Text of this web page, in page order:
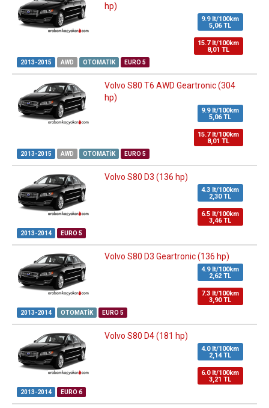
hp)
9.9 lt/100km
5,06 TL
15.7 lt/100km
8,01 TL
2013-2015 AWD OTOMATIK EURO 5
Volvo S80 T6 AWD Geartronic (304
hp)
9.9 lt/100km
5,06 TL
15.7 lt/100km
8,01 TL
2013-2015 AWD OTOMATIK EURO 5
Volvo S80 D3 (136 hp)
4.3 lt/100km
2,30 TL
6.5 lt/100km
3,46 TL
2013-2014 EURO 5
Volvo S80 D3 Geartronic (136 hp)
4.9 lt/100km
2,62 TL
7.3 lt/100km
3,90 TL
2013-2014 OTOMATIK EURO 5
Volvo S80 D4 (181 hp)
4.0 lt/100km
2,14 TL
6.0 lt/100km
3,21 TL
2013-2014 EURO 6